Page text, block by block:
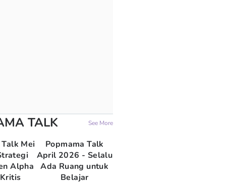
TALK See More
Mei
Alpha
Popmama Talk
April 2026 - Selalu
Ada Ruang untuk
Belajar